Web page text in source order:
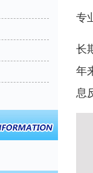
专
长
年
息